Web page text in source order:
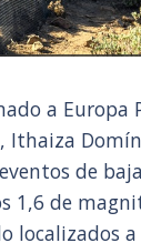
a Europa
Ithaiza
de
1,6 de
localizados